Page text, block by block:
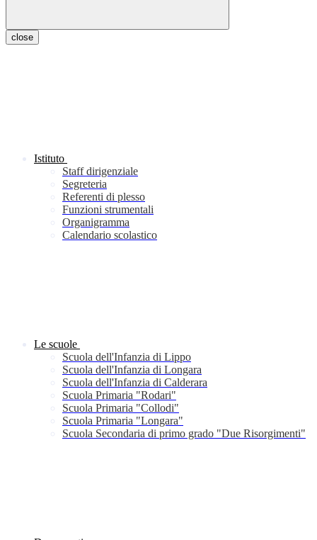
close
Istituto
Staff dirigenziale
Segreteria
Referenti di plesso
Funzioni strumentali
Organigramma
Calendario scolastico
Le scuole
Scuola dell'Infanzia di Lippo
Scuola dell'Infanzia di Longara
Scuola dell'Infanzia di Calderara
Scuola Primaria "Rodari"
Scuola Primaria "Collodi"
Scuola Primaria "Longara"
Scuola Secondaria di primo grado "Due Risorgimenti"